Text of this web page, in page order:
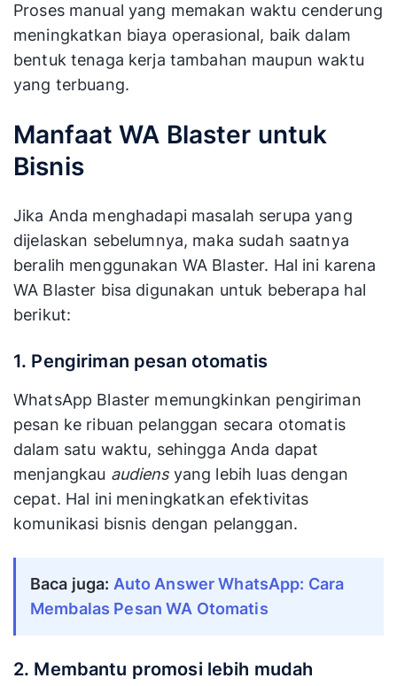
Proses manual yang memakan waktu cenderung
meningkatkan biaya operasional, baik dalam
bentuk tenaga kerja tambahan maupun waktu
yang terbuang.
Manfaat WA Blaster untuk
Bisnis
Jika Anda menghadapi masalah serupa yang
dijelaskan sebelumnya, maka sudah saatnya
beralih menggunakan WA Blaster. Hal ini karena
WA Blaster bisa digunakan untuk beberapa hal
berikut:
1. Pengiriman pesan otomatis
WhatsApp Blaster memungkinkan pengiriman
pesan ke ribuan pelanggan secara otomatis
dalam satu waktu, sehingga Anda dapat
menjangkau audiensyang lebih luas dengan
cepat. Hal ini meningkatkan efektivitas
komunikasi bisnis dengan pelanggan.
Baca juga: Auto Answer WhatsApp: Cara
Membalas Pesan WA Otomatis
2. Membantu promosi lebih mudah